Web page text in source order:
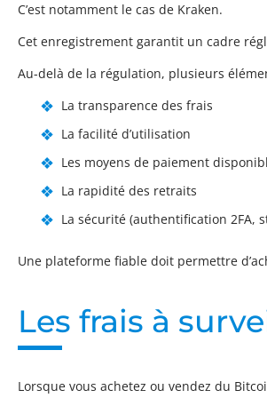
C’est notamment le cas de Kraken.
Cet enregistrement garantit un cadre
Au-delà de la régulation, plusieurs
La transparence des frais
La facilité d’utilisation
Les moyens de paiement
La rapidité des retraits
La sécurité (authentification 2FA,
Une plateforme fiable doit permettre
Les frais à
Lorsque vous achetez ou vendez du